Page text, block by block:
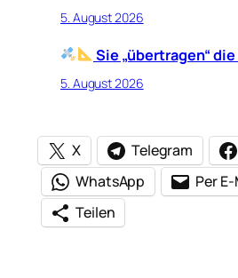
5. August 2026
Sie „übertragen“
5. August 2026
X Telegram
WhatsApp
Per
Teilen